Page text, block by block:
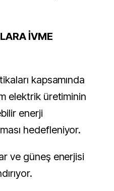
İVME
kapsamında
elektrik üretiminin
enerji
hedefleniyor.
ve güneş enerjisi